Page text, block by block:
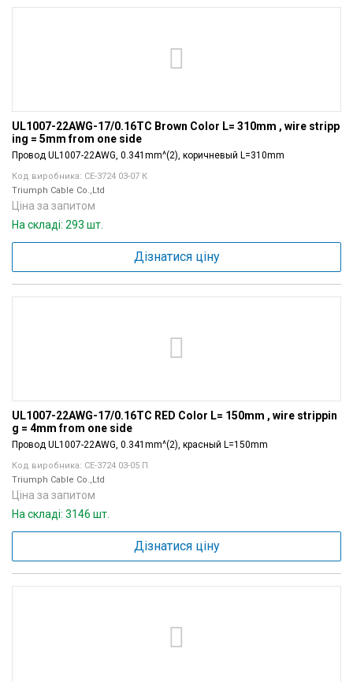
UL1007-22AWG-17/0.16TC Brown Color L= 310mm , wire stripp
ing = 5mm from one side
Провод UL1007-22AWG, 0.341mm^(2), коричневый L=310mm
Код виробника: СЕ-3724 03-07 К
Triumph Cable Co.,Ltd
Ціна за запитом
На складі: 293 шт.
Дізнатися ціну
UL1007-22AWG-17/0.16TC RED Color L= 150mm , wire strippin
g = 4mm from one side
Провод UL1007-22AWG, 0.341mm^(2), красный L=150mm
Код виробника: СЕ-3724 03-05 П
Triumph Cable Co.,Ltd
Ціна за запитом
На складі: 3146 шт.
Дізнатися ціну